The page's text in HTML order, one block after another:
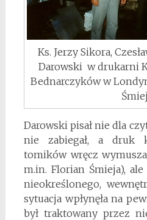
Ks. Jerzy Sikora,
Darowski w drukarni
Bednarczyków w
Darowski pisał nie dla
nie zabiegał, a druk
tomików wręcz
m.in. Florian Śmieja),
nieokreślonego,
sytuacja wpłynęła na
był traktowany przez